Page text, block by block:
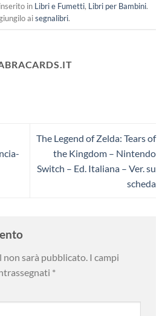
in Libri e Fumetti, Libri per Bambini.
aisegnalibri.
The Legend of Zelda: Tears of
the Kingdom – Nintendo
Switch – Ed. Italiana – Ver. su
scheda
sarà pubblicato. I campi
*